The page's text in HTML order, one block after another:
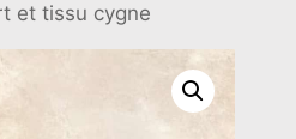
et tissu cygne